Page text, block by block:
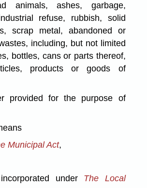
animals, ashes, garbage,
refuse, rubbish, solid
scrap metal, abandoned or
including, but not limited
bottles, cans or parts thereof,
products or goods of
provided for the purpose of
Municipal Act,
under The Local